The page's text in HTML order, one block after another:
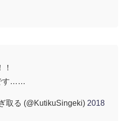
す……
取る (@KutikuSingeki) 2018